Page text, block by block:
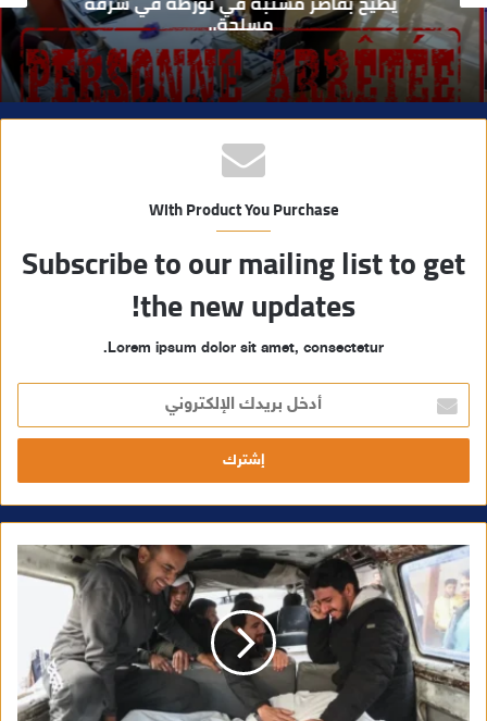
ب
مسلحة..
With Product You Purchase
Subscribe to our mailing list to get
the new updates!
Lorem ipsum dolor sit amet, consectetur.
خ
ل
ر
ا
إ
ل
ك
ر
و
ن
ي